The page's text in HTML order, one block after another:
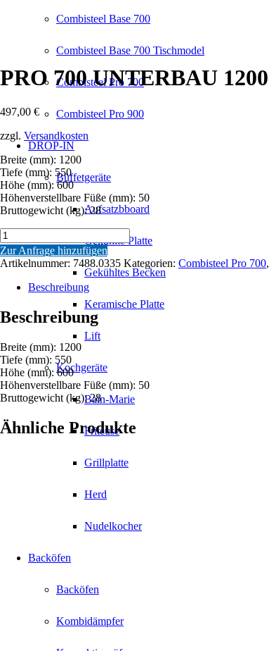
Combisteel Base 700
Combisteel Base 700 Tischmodel
Combisteel Pro 700
Combisteel Pro 900
DROP-IN
Büffetgeräte
Aufsatzbboard
Gekühlte Platte
Gekühltes Becken
Keramische Platte
Lift
Kochgeräte
Bain-Marie
Friteuse
Grillplatte
Herd
Nudelkocher
Backöfen
Backöfen
Kombidämpfer
PRO 700 UNTERBAU 1200
497,00 €
zzgl. Versandkosten
Breite (mm): 1200
Tiefe (mm): 550
Höhe (mm): 600
Höhenverstellbare Füße (mm): 50
Bruttogewicht (kg): 28
PRO
700
UNTERBAU
Menge
Zur Anfrage hinzufügen
Artikelnummer: 7488.0335 Kategorien: Combisteel Pro 700,
Beschreibung
Beschreibung
Breite (mm): 1200
Tiefe (mm): 550
Höhe (mm): 600
Höhenverstellbare Füße (mm): 50
Bruttogewicht (kg): 28
Ähnliche Produkte